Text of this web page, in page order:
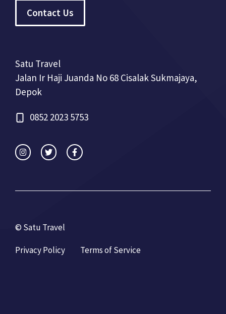
Contact Us
Satu Travel
Jalan Ir Haji Juanda No 68 Cisalak Sukmajaya,
Depok
0852 2023 5753
© Satu Travel
Privacy Policy Terms of Service